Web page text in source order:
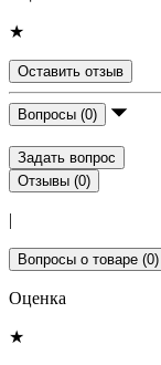
★
Оставить отзыв
Вопросы (0)
Задать вопрос
Отзывы (0)
|
Вопросы о товаре (0)
Оценка
★